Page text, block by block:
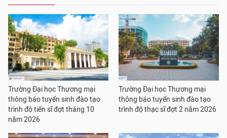
Trường Đại học Thương mại
thông báo tuyển sinh đào tạo
trình độ tiến sĩ đợt tháng 10
năm 2026
Trường Đại học Thương mại
thông báo tuyển sinh đào tạo
trình độ thạc sĩ đợt 2 năm 2026